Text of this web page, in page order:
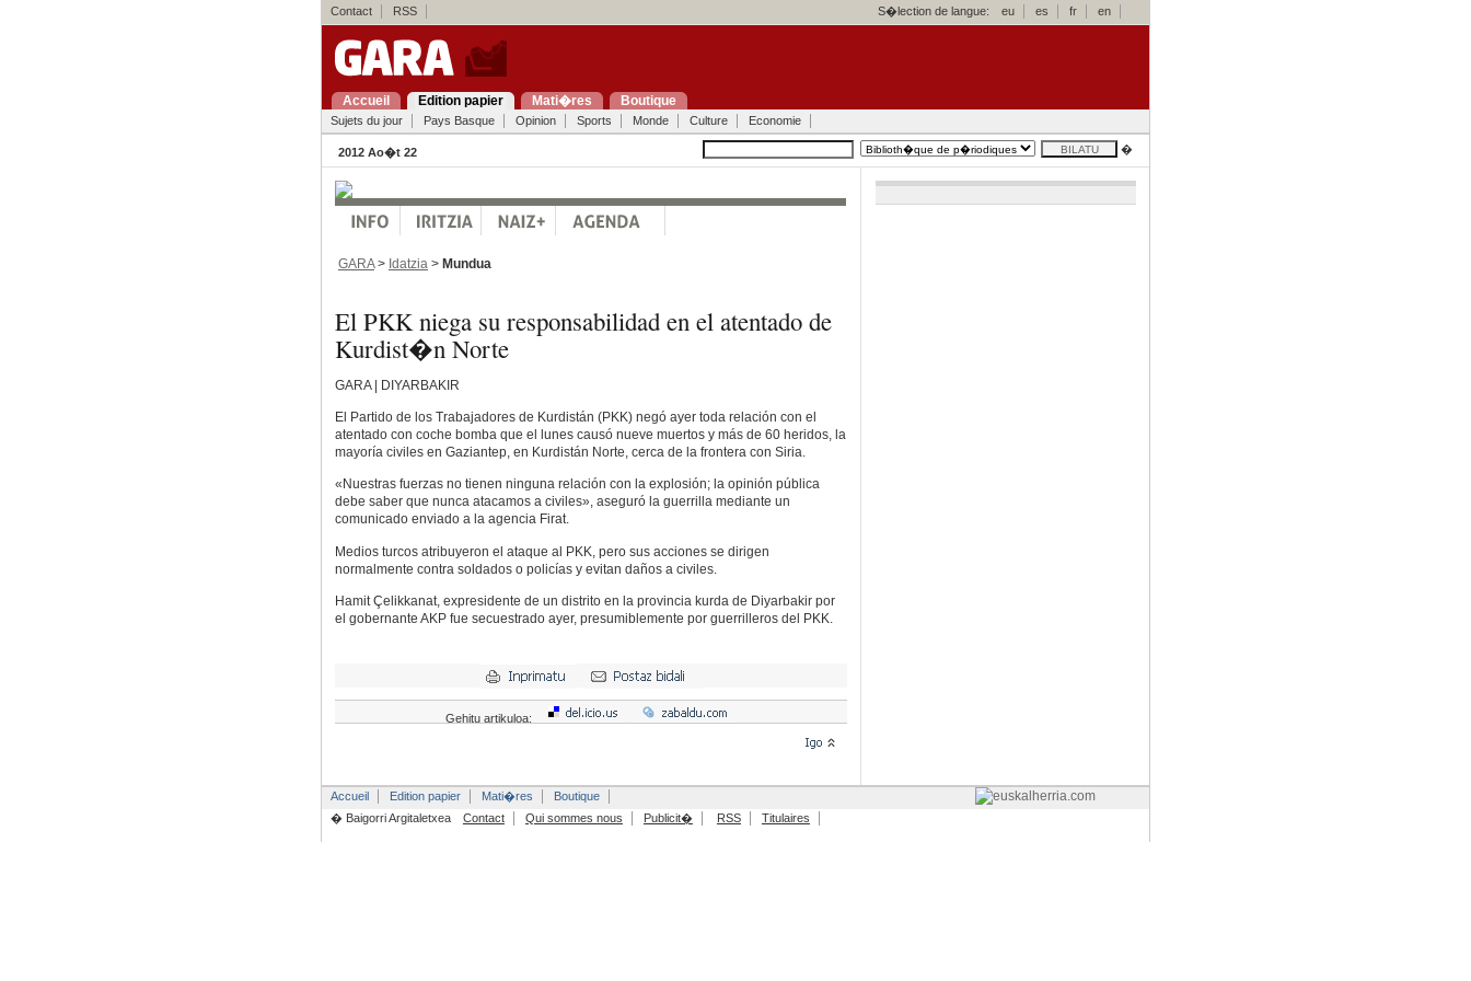
Contact RSS S�lection de langue: eu es fr en
Accueil Edition papier Mati�res Boutique
Sujets du jour Pays Basque Opinion Sports Monde Culture Economie
2012 Ao�t 22 �
GARA> Idatzia > Mundua
El PKK niega su responsabilidad en el atentado de
Kurdist�n Norte
GARA | DIYARBAKIR
El Partido de los Trabajadores de Kurdistán (PKK) negó ayer toda relación con el
atentado con coche bomba que el lunes causó nueve muertos y más de 60 heridos, la
mayoría civiles en Gaziantep, en Kurdistán Norte, cerca de la frontera con Siria.
«Nuestras fuerzas no tienen ninguna relación con la explosión; la opinión pública
debe saber que nunca atacamos a civiles», aseguró la guerrilla mediante un
comunicado enviado a la agencia Firat.
Medios turcos atribuyeron el ataque al PKK, pero sus acciones se dirigen
normalmente contra soldados o policías y evitan daños a civiles.
Hamit Çelikkanat, expresidente de un distrito en la provincia kurda de Diyarbakir por
el gobernante AKP fue secuestrado ayer, presumiblemente por guerrilleros del PKK.
Gehitu artikuloa:
Accueil Edition papier Mati�res
Boutique
� Baigorri Argitaletxea
Contact Qui sommes nous Publicit� RSS Titulaires